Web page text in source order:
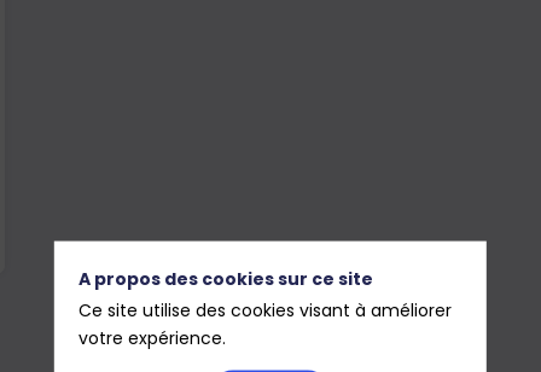
A propos des cookies sur ce site
Ce site utilise des cookies visant à améliorer
votre expérience.